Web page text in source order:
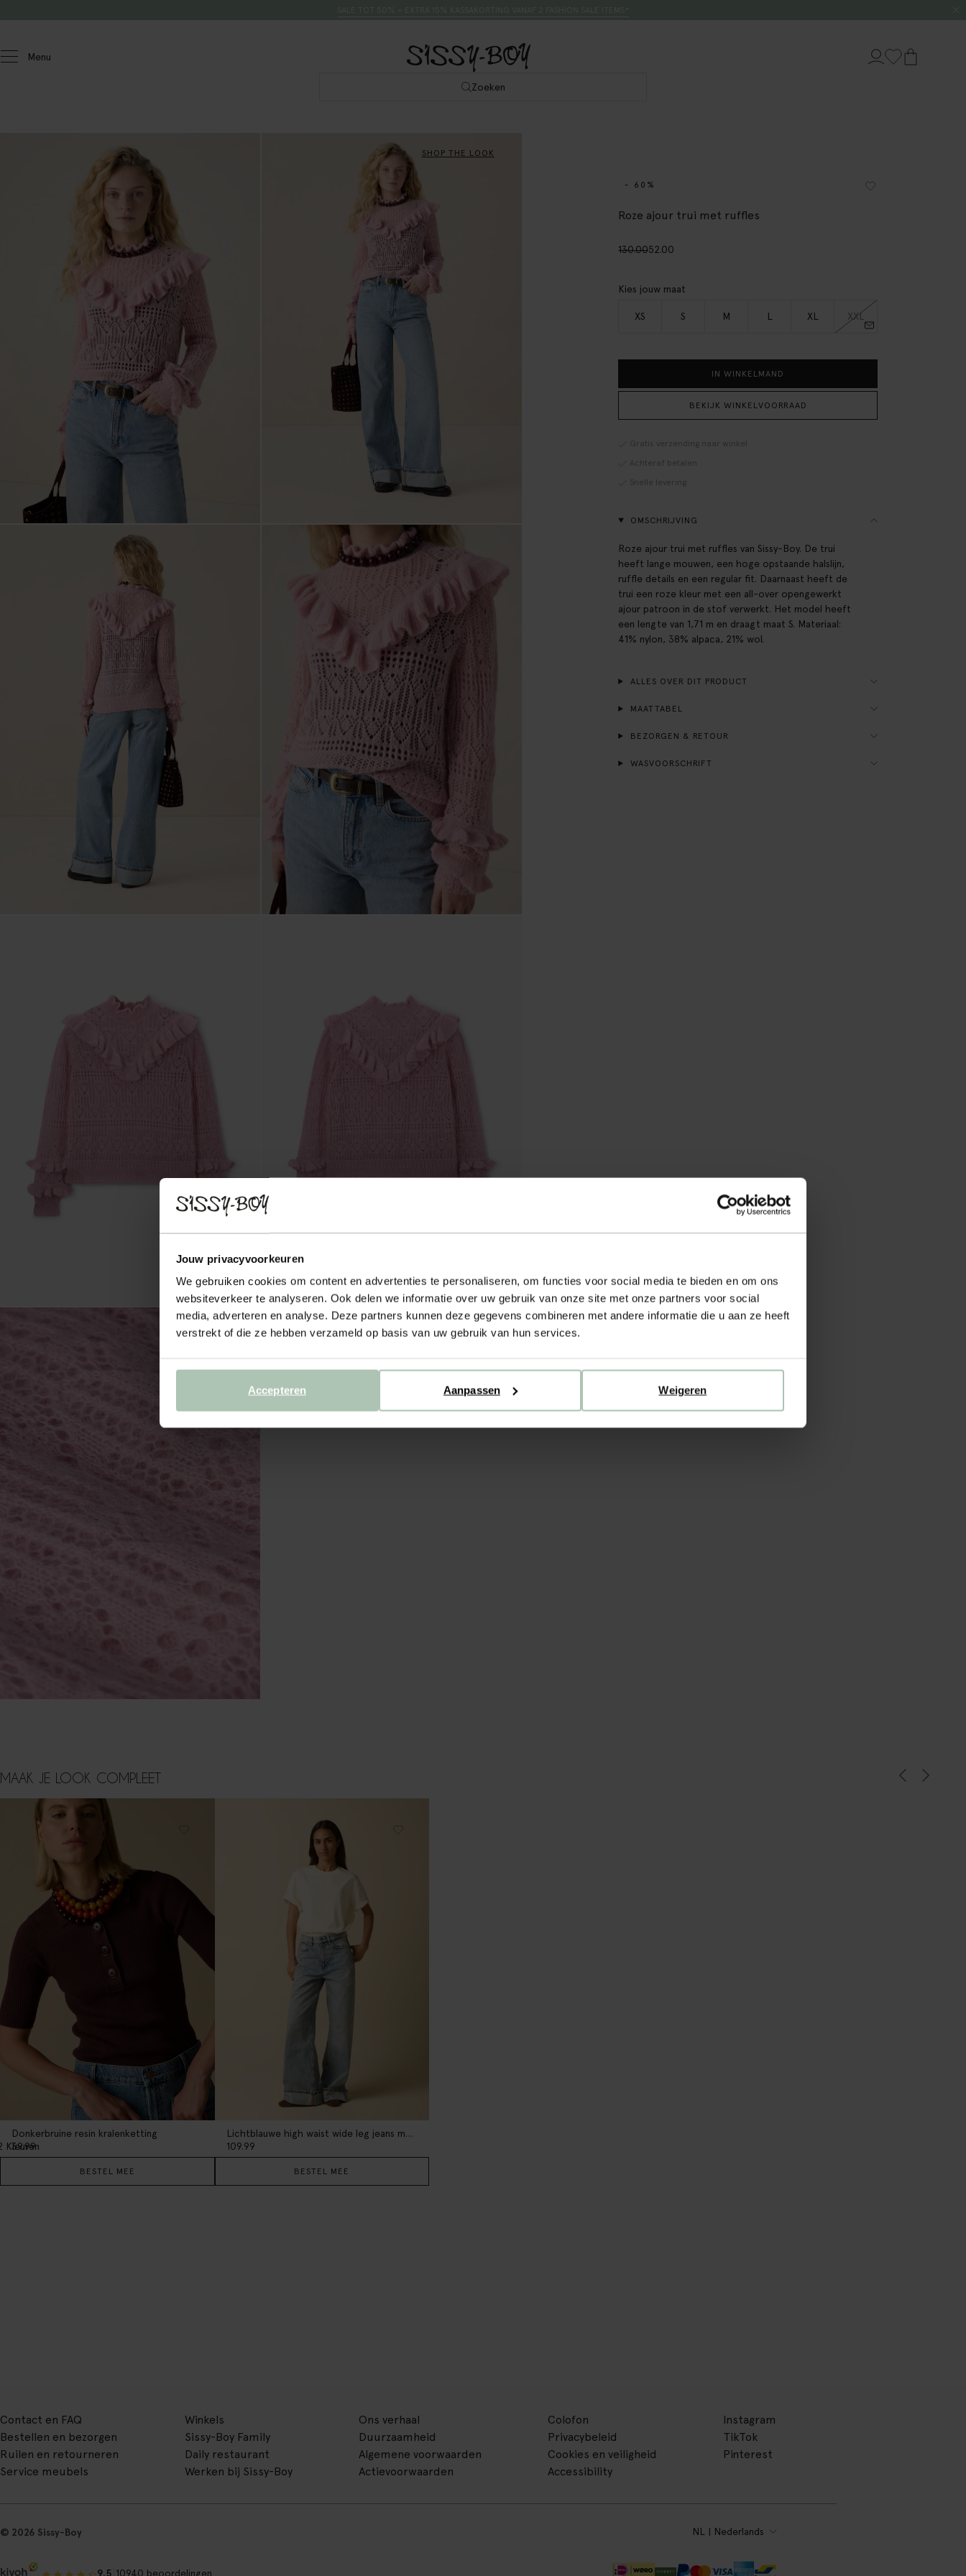
Jouw privacyvoorkeuren
We gebruiken cookies om content en advertenties te personaliseren, om functies voor social media te bieden en om ons
websiteverkeer te analyseren. Ook delen we informatie over uw gebruik van onze site met onze partners voor social
media, adverteren en analyse. Deze partners kunnen deze gegevens combineren met andere informatie die u aan ze heeft
verstrekt of die ze hebben verzameld op basis van uw gebruik van hun services.
Weigeren
Aanpassen
Accepteren
Menu
Zoeken
SHOP THE LOOK
- 60%
Roze ajour trui met ruffles
130.0052.00
Kies jouw maat
XS S M L XL XXL
IN WINKELMAND
BEKIJK WINKELVOORRAAD
Gratis verzending naar winkel
Achteraf betalen
Snelle levering
OMSCHRIJVING
Roze ajour trui met ruffles van Sissy-Boy. De trui
heeft lange mouwen, een hoge opstaande halslijn,
ruffle details en een regular fit. Daarnaast heeft de
trui een roze kleur met een all-over opengewerkt
ajour patroon in de stof verwerkt. Het model heeft
een lengte van 1,71 m en draagt maat S. Materiaal:
41% nylon, 38% alpaca, 21% wol.
ALLES OVER DIT PRODUCT
MAATTABEL
BEZORGEN & RETOUR
WASVOORSCHRIFT
MAAK JE LOOK COMPLEET
Donkerbruine resin kralenketting
39.99
Kleuren
BESTEL MEE
Lichtblauwe high waist wide leg jeans met omgeslagen pijpen
109.99
BESTEL MEE
Contact en FAQ
Bestellen en bezorgen
Ruilen en retourneren
Service meubels
Winkels
Sissy-Boy Family
Daily restaurant
Werken bij Sissy-Boy
Ons verhaal
Duurzaamheid
Algemene voorwaarden
Actievoorwaarden
Colofon
Privacybeleid
Cookies en veiligheid
Accessibility
Instagram
TikTok
Pinterest
NL | Nederlands
© 2026 Sissy-Boy
9.5 10940 beoordelingen